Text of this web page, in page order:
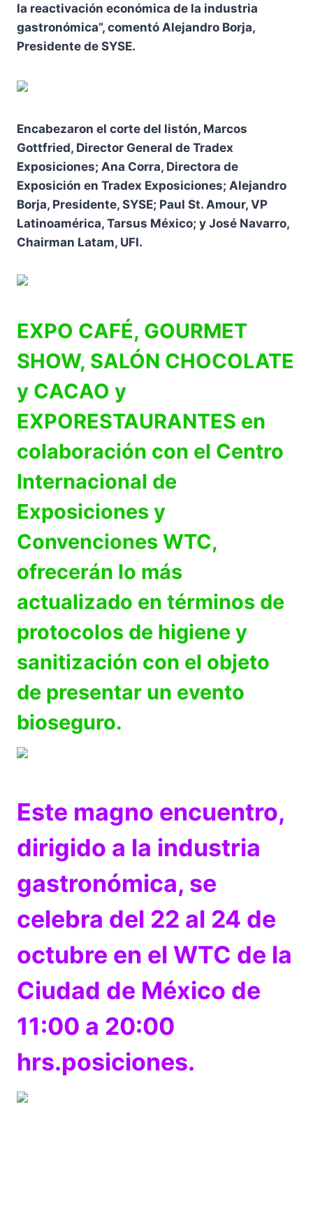
la reactivación económica de la industria
gastronómica”, comentó Alejandro Borja,
Presidente de SYSE.
Encabezaron el corte del listón, Marcos
Gottfried, Director General de Tradex
Exposiciones; Ana Corra, Directora de
Exposición en Tradex Exposiciones; Alejandro
Borja, Presidente, SYSE; Paul St. Amour, VP
Latinoamérica, Tarsus México; y José Navarro,
Chairman Latam, UFI.
EXPO CAFÉ, GOURMET
SHOW, SALÓN CHOCOLATE
y CACAO y
EXPORESTAURANTES en
colaboración con el Centro
Internacional de
Exposiciones y
Convenciones WTC,
ofrecerán lo más
actualizado en términos de
protocolos de higiene y
sanitización con el objeto
de presentar un evento
bioseguro.
Este magno encuentro,
dirigido a la industria
gastronómica, se
celebra del 22 al 24 de
octubre en el WTC de la
Ciudad de México de
11:00 a 20:00
hrs.posiciones.